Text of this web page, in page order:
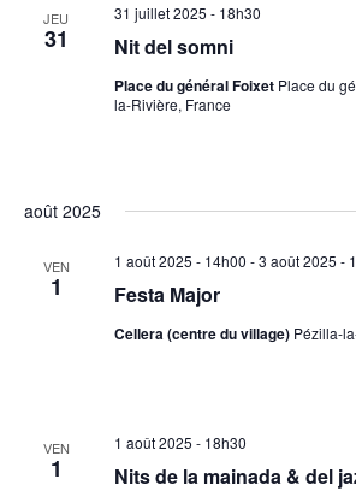
JEU
31 Nit del somni
31 juillet 2025 - 18h30
Place du général Foixet Place du
la-Rivière, France
août 2025
VEN
1 Festa Major
1 août 2025 - 14h00 -3 août 2025 -
Cellera (centre du village) Pézilla-
VEN
1 Nits de la mainada & del
1 août 2025 - 18h30